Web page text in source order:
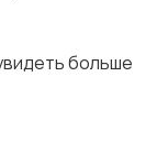
больше